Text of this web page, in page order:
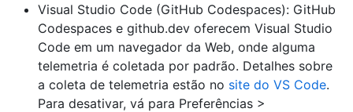
Visual Studio Code (GitHub Codespaces): GitHub
Codespaces e github.dev oferecem Visual Studio
Code em um navegador da Web, onde alguma
telemetria é coletada por padrão. Detalhes sobre
a coleta de telemetria estão no site do VS Code.
Para desativar, vá para Preferências >